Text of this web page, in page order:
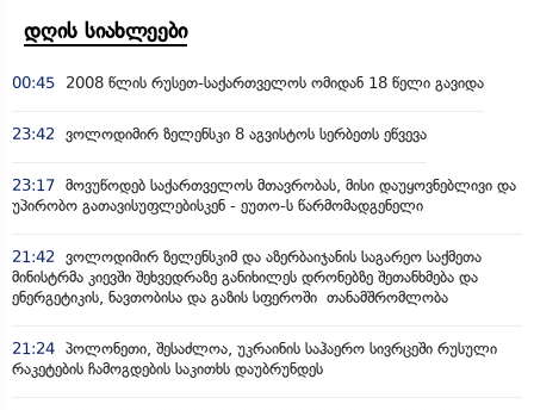
დღის სიახლეები
00:45 2008 წლის რუსეთ-საქართველოს ომიდან 18 წელი გავიდა
23:42 ვოლოდიმირ ზელენსკი 8 აგვისტოს სერბეთს ეწვევა
23:17 მოვუწოდებ საქართველოს მთავრობას, მისი დაუყოვნებლივი და
უპირობო გათავისუფლებისკენ - ეუთო-ს წარმომადგენელი
21:42 ვოლოდიმირ ზელენსკიმ და აზერბაიჯანის საგარეო საქმეთა
მინისტრმა კიევში შეხვედრაზე განიხილეს დრონებზე შეთანხმება და
ენერგეტიკის, ნავთობისა და გაზის სფეროში თანამშრომლობა
21:24 პოლონეთი, შესაძლოა, უკრაინის საჰაერო სივრცეში რუსული
რაკეტების ჩამოგდების საკითხს დაუბრუნდეს